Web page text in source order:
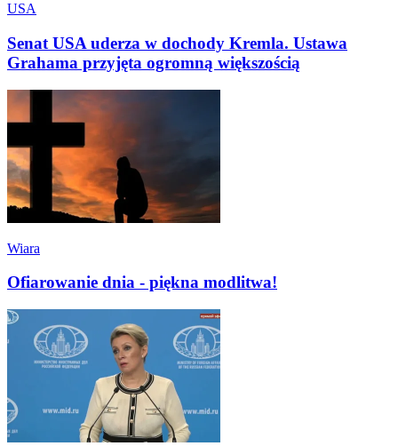
USA
Senat USA uderza w dochody Kremla. Ustawa
Grahama przyjęta ogromną większością
Wiara
Ofiarowanie dnia - piękna modlitwa!